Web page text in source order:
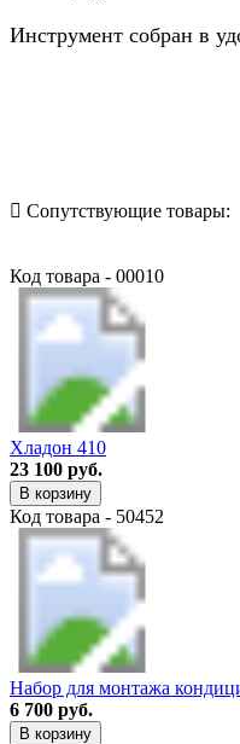
Инструмент собран в
Сопутствующие товары:
Код товара - 00010
Хладон 410
23 100 руб.
В корзину
Код товара - 50452
Набор для монтажа
6 700 руб.
В корзину